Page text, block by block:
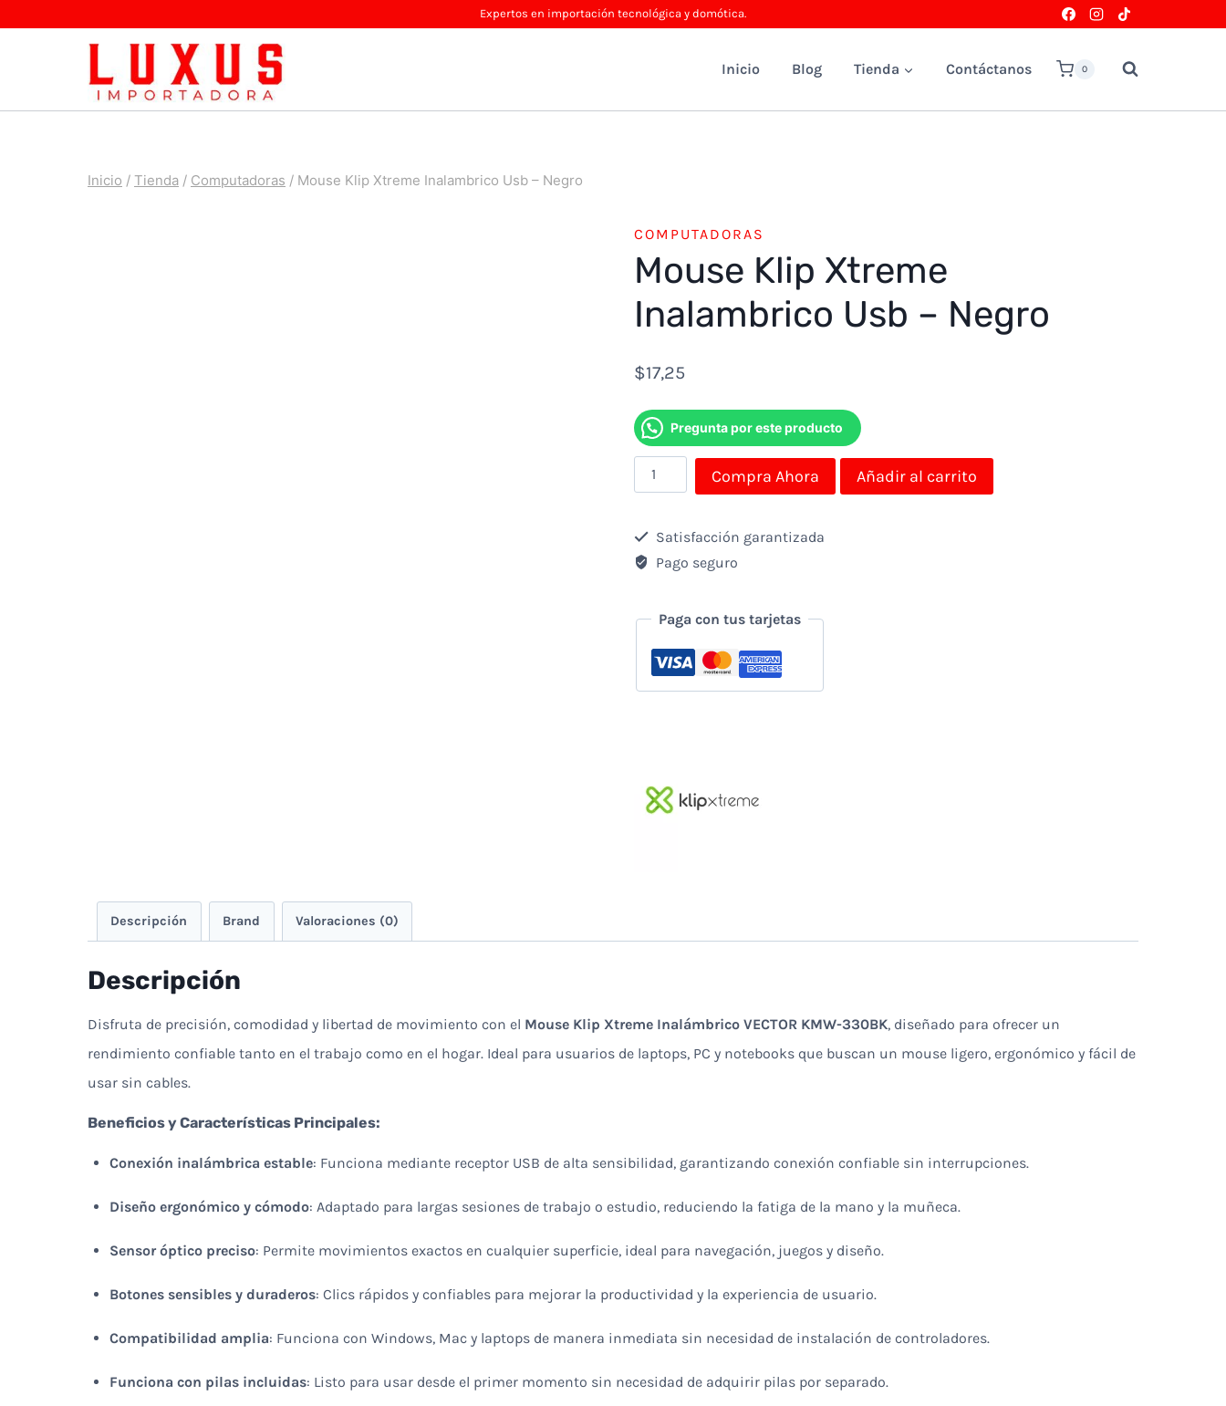
Expertos en importación tecnológica y domótica.
Inicio Blog Tienda Contáctanos 0
Inicio / Tienda / Computadoras / Mouse Klip Xtreme Inalambrico Usb – Negro
COMPUTADORAS
Mouse Klip Xtreme
Inalambrico Usb – Negro
$17,25
Pregunta por este producto
Mouse
Klip
Xtreme
Inalambrico
-
cantidad
Compra Ahora Añadir al carrito
Satisfacción garantizada
Pago seguro
Paga con tus tarjetas
Descripción Brand Valoraciones (0)
Descripción
Disfruta de precisión, comodidad y libertad de movimiento con el Mouse Klip Xtreme Inalámbrico VECTOR KMW-330BK, diseñado para ofrecer un
rendimiento confiable tanto en el trabajo como en el hogar. Ideal para usuarios de laptops, PC y notebooks que buscan un mouse ligero, ergonómico y fácil de
usar sin cables.
Beneficios y Características Principales:
Conexión inalámbrica estable: Funciona mediante receptor USB de alta sensibilidad, garantizando conexión confiable sin interrupciones.
Diseño ergonómico y cómodo: Adaptado para largas sesiones de trabajo o estudio, reduciendo la fatiga de la mano y la muñeca.
Sensor óptico preciso: Permite movimientos exactos en cualquier superficie, ideal para navegación, juegos y diseño.
Botones sensibles y duraderos: Clics rápidos y confiables para mejorar la productividad y la experiencia de usuario.
Compatibilidad amplia: Funciona con Windows, Mac y laptops de manera inmediata sin necesidad de instalación de controladores.
Funciona con pilas incluidas: Listo para usar desde el primer momento sin necesidad de adquirir pilas por separado.